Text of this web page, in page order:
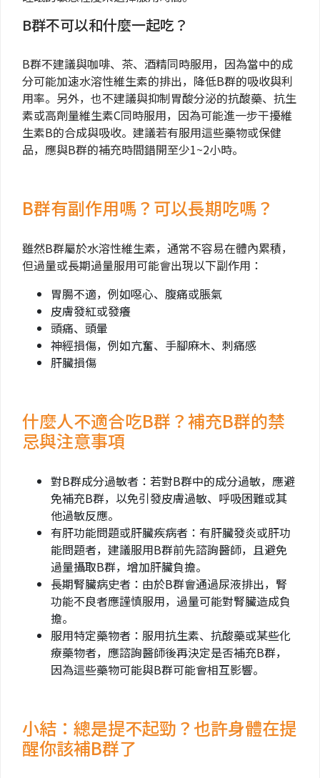
B群不可以和什麼一起吃？
B群不建議與咖啡、茶、酒精同時服用，因為當中的成
分可能加速水溶性維生素的排出，降低B群的吸收與利
用率。另外，也不建議與抑制胃酸分泌的抗酸藥、抗生
素或高劑量維生素C同時服用，因為可能進一步干擾維
生素B的合成與吸收。建議若有服用這些藥物或保健
品，應與B群的補充時間錯開至少1~2小時。
B群有副作用嗎？可以長期吃嗎？
雖然B群屬於水溶性維生素，通常不容易在體內累積，
但過量或長期過量服用可能會出現以下副作用：
胃腸不適，例如噁心、腹痛或脹氣
皮膚發紅或發癢
頭痛、頭暈
神經損傷，例如亢奮、手腳麻木、刺痛感
肝臟損傷
什麼人不適合吃B群？補充B群的禁
忌與注意事項
對B群成分過敏者：若對B群中的成分過敏，應避
免補充B群，以免引發皮膚過敏、呼吸困難或其
他過敏反應。
有肝功能問題或肝臟疾病者：有肝臟發炎或肝功
能問題者，建議服用B群前先諮詢醫師，且避免
過量攝取B群，增加肝臟負擔。
長期腎臟病史者：由於B群會通過尿液排出，腎
功能不良者應謹慎服用，過量可能對腎臟造成負
擔。
服用特定藥物者：服用抗生素、抗酸藥或某些化
療藥物者，應諮詢醫師後再決定是否補充B群，
因為這些藥物可能與B群可能會相互影響。
小結：總是提不起勁？也許身體在提
醒你該補B群了